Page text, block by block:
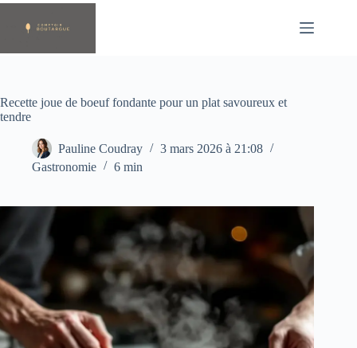
Passer
contenu
Recette joue de boeuf fondante pour un plat savoureux et
tendre
Pauline Coudray
3 mars 2026 à 21:08
Gastronomie
6 min